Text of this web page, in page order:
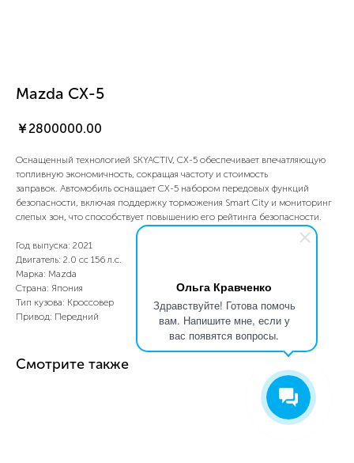
Ольга Кравченко
Здравствуйте! Готова помочь
вам. Напишите мне, если у
вас появятся вопросы.
Mazda CX-5
￥2800000.00
Оснащенный технологией SKYACTIV, CX-5 обеспечивает впечатляющую
топливную экономичность, сокращая частоту и стоимость
заправок. Автомобиль оснащает CX-5 набором передовых функций
безопасности, включая поддержку торможения Smart City и мониторинг
слепых зон, что способствует повышению его рейтинга безопасности.
Год выпуска: 2021
Двигатель: 2.0 сс 156 л.с.
Марка: Mazda
Страна: Япония
Тип кузова: Кроссовер
Привод: Передний
Смотрите также